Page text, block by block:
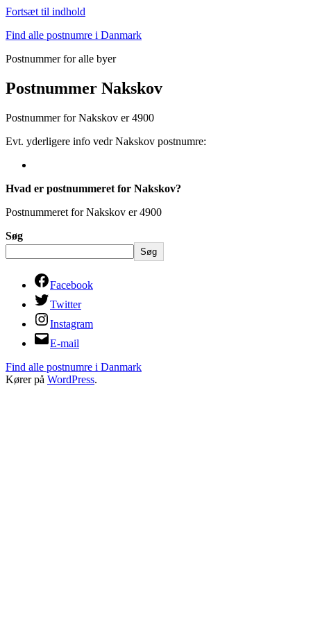
Fortsæt til indhold
Find alle postnumre i Danmark
Postnummer for alle byer
Postnummer Nakskov
Postnummer for Nakskov er 4900
Evt. yderligere info vedr Nakskov postnumre:
Hvad er postnummeret for Nakskov?
Postnummeret for Nakskov er 4900
Søg
Søg
Facebook
Twitter
Instagram
E-mail
Find alle postnumre i Danmark
Kører på WordPress.